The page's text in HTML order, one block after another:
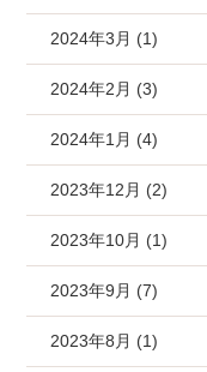
2024年3月 (1)
2024年2月 (3)
2024年1月 (4)
2023年12月 (2)
2023年10月 (1)
2023年9月 (7)
2023年8月 (1)